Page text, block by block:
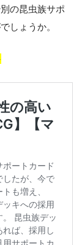
の昆虫族サポ
しょうか。